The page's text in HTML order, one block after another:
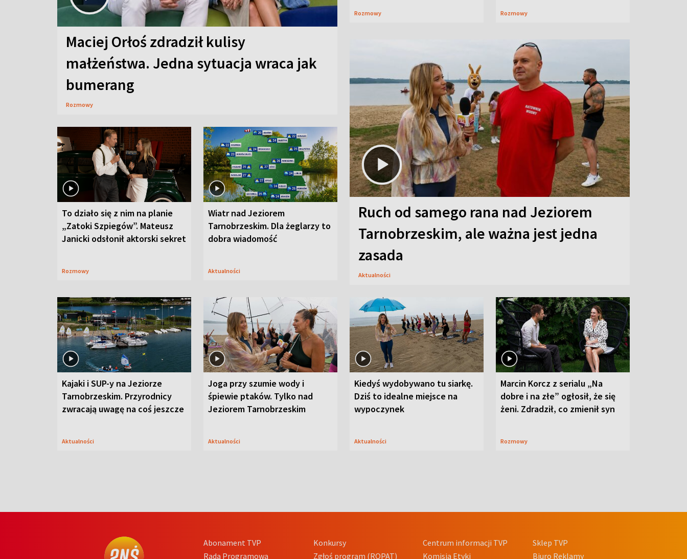
Maciej Orłoś zdradził kulisy
małżeństwa. Jedna sytuacja wraca jak
bumerang
Rozmowy
Rozmowy Rozmowy
To działo się z nim na planie
„Zatoki Szpiegów”. Mateusz
Janicki odsłonił aktorski sekret
Rozmowy
Wiatr nad Jeziorem
Tarnobrzeskim. Dla żeglarzy to
dobra wiadomość
Aktualności
Ruch od samego rana nad Jeziorem
Tarnobrzeskim, ale ważna jest jedna
zasada
Aktualności
Kajaki i SUP-y na Jeziorze
Tarnobrzeskim. Przyrodnicy
zwracają uwagę na coś jeszcze
Aktualności
Joga przy szumie wody i
śpiewie ptaków. Tylko nad
Jeziorem Tarnobrzeskim
Aktualności
Kiedyś wydobywano tu siarkę.
Dziś to idealne miejsce na
wypoczynek
Aktualności
Marcin Korcz z serialu „Na
dobre i na złe” ogłosił, że się
żeni. Zdradził, co zmienił syn
Rozmowy
Abonament TVP
Rada Programowa
Konkursy
Zgłoś program (ROPAT)
Centrum informacji TVP
Komisja Etyki
Sklep TVP
Biuro Reklamy